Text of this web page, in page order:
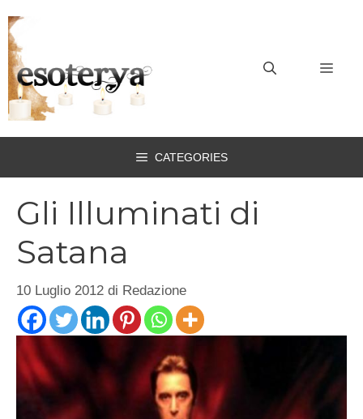
al
contenuto
CATEGORIES
Gli Illuminati di
Satana
10 Luglio 2012 di Redazione